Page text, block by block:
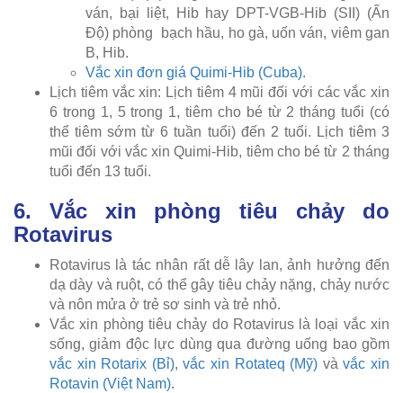
ván, bại liệt, Hib hay DPT-VGB-Hib (SII) (Ấn
Độ) phòng bạch hầu, ho gà, uốn ván, viêm gan
B, Hib.
Vắc xin đơn giá Quimi-Hib (Cuba).
Lịch tiêm vắc xin: Lịch tiêm 4 mũi đối với các vắc xin
6 trong 1, 5 trong 1, tiêm cho bé từ 2 tháng tuổi (có
thể tiêm sớm từ 6 tuần tuổi) đến 2 tuổi. Lịch tiêm 3
mũi đối với vắc xin Quimi-Hib, tiêm cho bé từ 2 tháng
tuổi đến 13 tuổi.
6. Vắc xin phòng tiêu chảy do
Rotavirus
Rotavirus là tác nhân rất dễ lây lan, ảnh hưởng đến
dạ dày và ruột, có thể gây tiêu chảy nặng, chảy nước
và nôn mửa ở trẻ sơ sinh và trẻ nhỏ.
Vắc xin phòng tiêu chảy do Rotavirus là loại vắc xin
sống, giảm độc lực dùng qua đường uống bao gồm
vắc xin Rotarix (Bỉ),vắc xin Rotateq (Mỹ) vàvắc xin
Rotavin (Việt Nam).